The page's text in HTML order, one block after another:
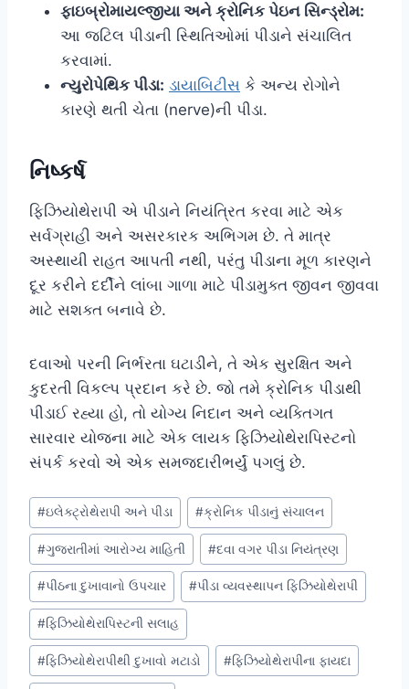
ફાઇબ્રોમાયલ્જીયા અને ક્રોનિક પેઇન સિન્ડ્રોમ:
આ જટિલ પીડાની સ્થિતિઓમાં પીડાને સંચાલિત
કરવામાં.
ન્યુરોપેથિક પીડા: ડાયાબિટીસ કે અન્ય રોગોને
કારણે થતી ચેતા (nerve)ની પીડા.
નિષ્કર્ષ
ફિઝિયોથેરાપી એ પીડાને નિયંત્રિત કરવા માટે એક
સર્વગ્રાહી અને અસરકારક અભિગમ છે. તે માત્ર
અસ્થાયી રાહત આપતી નથી, પરંતુ પીડાના મૂળ કારણને
દૂર કરીને દર્દીને લાંબા ગાળા માટે પીડામુક્ત જીવન જીવવા
માટે સશક્ત બનાવે છે.
દવાઓ પરની નિર્ભરતા ઘટાડીને, તે એક સુરક્ષિત અને
કુદરતી વિકલ્પ પ્રદાન કરે છે. જો તમે ક્રોનિક પીડાથી
પીડાઈ રહ્યા હો, તો યોગ્ય નિદાન અને વ્યક્તિગત
સારવાર યોજના માટે એક લાયક ફિઝિયોથેરાપિસ્ટનો
સંપર્ક કરવો એ એક સમજદારીભર્યું પગલું છે.
Post
Tags:
#ઇલેક્ટ્રોથેરાપી અને પીડા #ક્રોનિક પીડાનું સંચાલન
#ગુજરાતીમાં આરોગ્ય માહિતી #દવા વગર પીડા નિયંત્રણ
#પીઠના દુખાવાનો ઉપચાર #પીડા વ્યવસ્થાપન ફિઝિયોથેરાપી
#ફિઝિયોથેરાપિસ્ટની સલાહ
#ફિઝિયોથેરાપીથી દુખાવો મટાડો #ફિઝિયોથેરાપીના ફાયદા